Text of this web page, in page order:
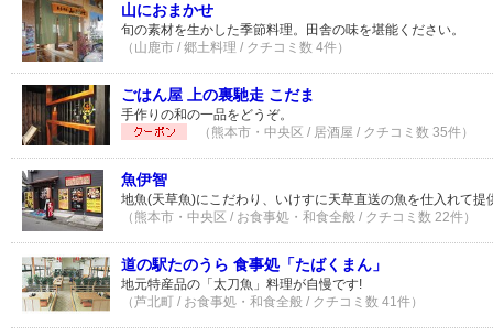
山におまかせ
旬の素材を生かした季節料理。田舎の味を堪能ください。
（山鹿市 / 郷土料理 / クチコミ数 4件）
ごはん屋 上の裏馳走 こだま
手作りの和の一品をどうぞ。
（熊本市・中央区 / 居酒屋 / クチコミ数 35件）
魚伊智
地魚(天草魚)にこだわり、いけすに天草直送の魚を仕入れて提
（熊本市・中央区 / お食事処・和食全般 / クチコミ数 22件）
道の駅たのうら 食事処「たばくまん」
地元特産品の「太刀魚」料理が自慢です!
（芦北町 / お食事処・和食全般 / クチコミ数 41件）